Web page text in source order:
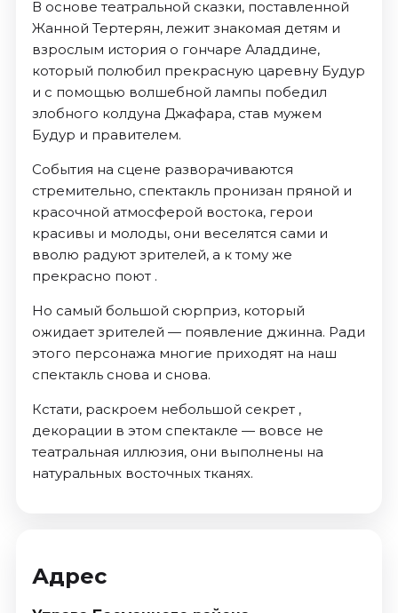
Сентябрь 2026
Октябрь 2026
Ноябрь 2026
Декабрь 2026
Январь 2027
Площадки
В основе театральной сказки, поставленной
Жанной Тертерян, лежит знакомая детям и
взрослым история о гончаре Аладдине,
который полюбил прекрасную царевну Будур
и с помощью волшебной лампы победил
злобного колдуна Джафара, став мужем
Будур и правителем.
События на сцене разворачиваются
стремительно, спектакль пронизан пряной и
красочной атмосферой востока, герои
красивы и молоды, они веселятся сами и
вволю радуют зрителей, а к тому же
прекрасно поют .
Но самый большой сюрприз, который
ожидает зрителей — появление джинна. Ради
этого персонажа многие приходят на наш
спектакль снова и снова.
Кстати, раскроем небольшой секрет ,
декорации в этом спектакле — вовсе не
театральная иллюзия, они выполнены на
натуральных восточных тканях.
Адрес